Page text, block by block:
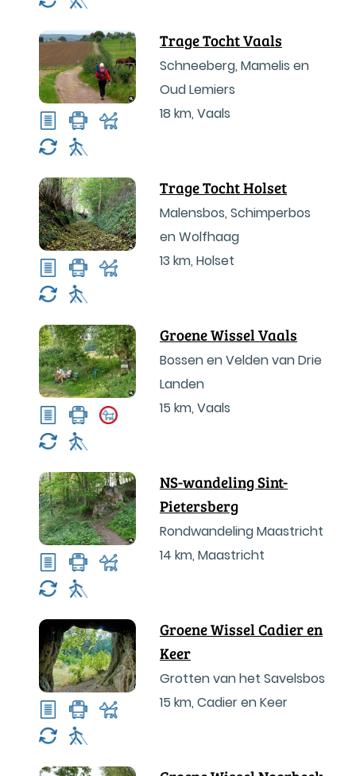
Trage Tocht Vaals
Schneeberg, Mamelis en
Oud Lemiers
18 km, Vaals
Trage Tocht Holset
Malensbos, Schimperbos
en Wolfhaag
13 km, Holset
Groene Wissel Vaals
Bossen en Velden van Drie
Landen
15 km, Vaals
NS-wandeling Sint-
Pietersberg
Rondwandeling Maastricht
14 km, Maastricht
Groene Wissel Cadier en
Keer
Grotten van het Savelsbos
15 km, Cadier en Keer